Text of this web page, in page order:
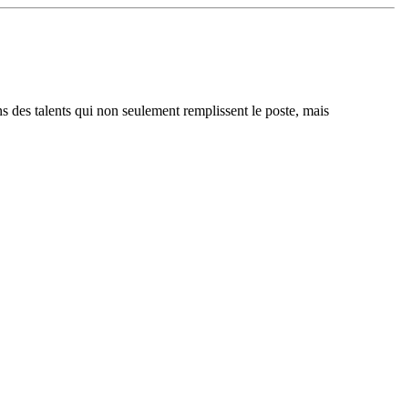
talents qui non seulement remplissent le poste, mais